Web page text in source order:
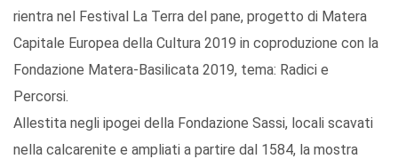
rientra nel Festival La Terra del pane, progetto di Matera
Capitale Europea della Cultura 2019 in coproduzione con la
Fondazione Matera-Basilicata 2019, tema: Radici e
Percorsi.
Allestita negli ipogei della Fondazione Sassi, locali scavati
nella calcarenite e ampliati a partire dal 1584, la mostra